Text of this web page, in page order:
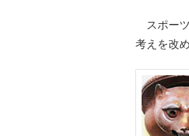
スポーツ
考えを改